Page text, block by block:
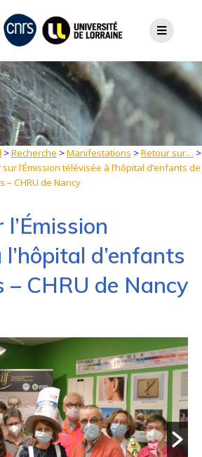
>Recherche >Manifestations >Retour sur… >
l’Émission télévisée à l’hôpital d’enfants de
– CHRU de Nancy
d’enfants
– CHRU de Nancy